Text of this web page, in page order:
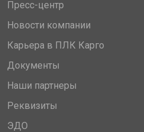
Пресс-центр
Новости компании
Карьера в ПЛК Карго
Документы
Наши партнеры
Реквизиты
ЭДО